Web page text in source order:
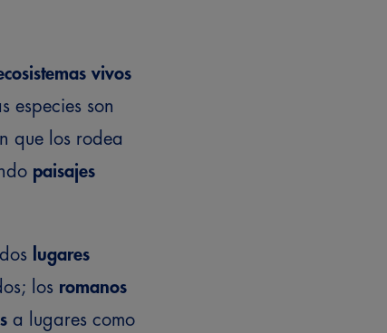
vivos
especies son
que los rodea
paisajes
lugares
los romanos
a lugares como